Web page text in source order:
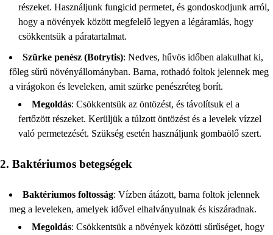
részeket. Használjunk fungicid permetet, és gondoskodjunk arról,
hogy a növények között megfelelő legyen a légáramlás, hogy
csökkentsük a páratartalmat.
Szürke penész (Botrytis): Nedves, hűvös időben alakulhat ki,
főleg sűrű növényállományban. Barna, rothadó foltok jelennek meg
a virágokon és leveleken, amit szürke penészréteg borít.
Megoldás: Csökkentsük az öntözést, és távolítsuk el a
fertőzött részeket. Kerüljük a túlzott öntözést és a levelek vízzel
való permetezését. Szükség esetén használjunk gombaölő szert.
2. Baktériumos betegségek
Baktériumos foltosság: Vízben átázott, barna foltok jelennek
meg a leveleken, amelyek idővel elhalványulnak és kiszáradnak.
Megoldás: Csökkentsük a növények közötti sűrűséget, hogy